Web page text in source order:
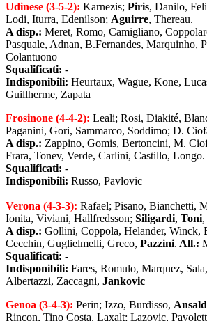
Udinese (3-5-2): Karnezis; Piris, Danilo,
Lodi, Iturra, Edenilson; Aguirre, Thereau.
A disp.: Meret, Romo, Camigliano,
Pasquale, Adnan, B.Fernandes, Marquinho,
Colantuono
Squalificati: -
Indisponibili: Heurtaux, Wague, Kone,
Guillherme, Zapata
Frosinone (4-4-2): Leali; Rosi, Diakité,
Paganini, Gori, Sammarco, Soddimo; D.
A disp.: Zappino, Gomis, Bertoncini, M.
Frara, Tonev, Verde, Carlini, Castillo, Longo.
Squalificati: -
Indisponibili: Russo, Pavlovic
Verona (4-3-3): Rafael; Pisano, Bianchetti,
Ionita, Viviani, Hallfredsson; Siligardi, Toni
A disp.: Gollini, Coppola, Helander, Winck,
Cecchin, Guglielmelli, Greco, Pazzini. All.:
Squalificati: -
Indisponibili: Fares, Romulo, Marquez,
Albertazzi, Zaccagni, Jankovic
Genoa (3-4-3): Perin; Izzo, Burdisso,
Rincon, Tino Costa, Laxalt; Lazovic,